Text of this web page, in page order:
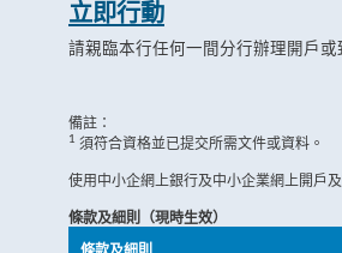
立即行動
請親臨本行任何一間分行辦理開戶
備註：
1 須符合資格並已提交所需文件或資料。
使用中小企網上銀行及中小企業網上開戶
條款及細則（現時生效）
條款及細則